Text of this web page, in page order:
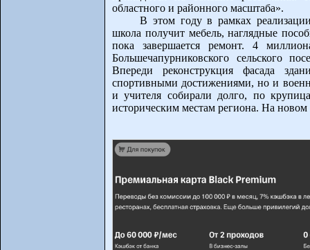
областного и районного масштаба».
В этом году в рамках
школа получит мебель, наглядные
пока завершается ремонт. 4
Большечапурниковского сельского
Впереди реконструкция фасада
спортивными достижениями, но и
и учителя собирали долго, по
историческим местам региона. На новом